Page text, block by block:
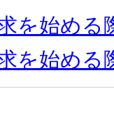
を始める
を始める